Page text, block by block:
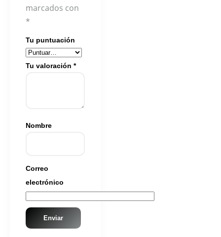
marcados con
*
Tu puntuación
Tu valoración *
Nombre
Correo
electrónico